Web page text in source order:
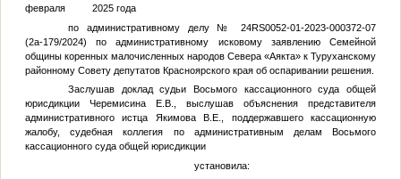
февраля 2025 года
по административному делу № 24RS0052-01-2023-000372-07
(2а-179/2024) по административному исковому заявлению Семейной
общины коренных малочисленных народов Севера «Аякта» к Туруханскому
районному Совету депутатов Красноярского края об оспаривании решения.
Заслушав доклад судьи Восьмого кассационного суда общей
юрисдикции Черемисина Е.В., выслушав объяснения представителя
административного истца Якимова В.Е., поддержавшего кассационную
жалобу, судебная коллегия по административным делам Восьмого
кассационного суда общей юрисдикции
установила: